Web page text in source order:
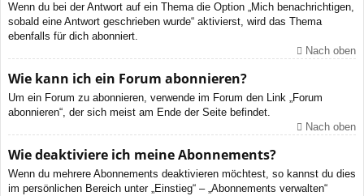
Wenn du bei der Antwort auf ein Thema die Option „Mich benachrichtigen,
sobald eine Antwort geschrieben wurde“ aktivierst, wird das Thema
ebenfalls für dich abonniert.
Nach oben
Wie kann ich ein Forum abonnieren?
Um ein Forum zu abonnieren, verwende im Forum den Link „Forum
abonnieren“, der sich meist am Ende der Seite befindet.
Nach oben
Wie deaktiviere ich meine Abonnements?
Wenn du mehrere Abonnements deaktivieren möchtest, so kannst du dies
im persönlichen Bereich unter „Einstieg“ – „Abonnements verwalten“